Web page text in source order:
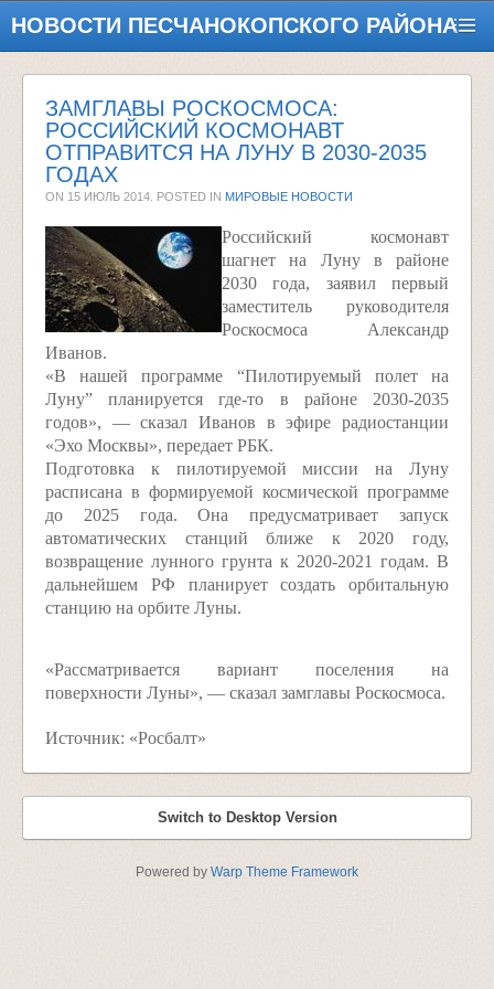
НОВОСТИ ПЕСЧАНОКОПСКОГО РАЙОНА
ЗАМГЛАВЫ РОСКОСМОСА:
РОССИЙСКИЙ КОСМОНАВТ
ОТПРАВИТСЯ НА ЛУНУ В 2030-2035
ГОДАХ
ON 15 ИЮЛЬ 2014 . POSTED IN МИРОВЫЕ НОВОСТИ
Российский космонавт
шагнет на Луну в районе
2030 года, заявил первый
заместитель руководителя
Роскосмоса Александр
Иванов.
«В нашей программе “Пилотируемый полет на
Луну” планируется где-то в районе 2030-2035
годов», — сказал Иванов в эфире радиостанции
«Эхо Москвы», передает РБК.
Подготовка к пилотируемой миссии на Луну
расписана в формируемой космической программе
до 2025 года. Она предусматривает запуск
автоматических станций ближе к 2020 году,
возвращение лунного грунта к 2020-2021 годам. В
дальнейшем РФ планирует создать орбитальную
станцию на орбите Луны.
«Рассматривается вариант поселения на
поверхности Луны», — сказал замглавы Роскосмоса.
Источник: «Росбалт»
Switch to Desktop Version
Powered by Warp Theme Framework